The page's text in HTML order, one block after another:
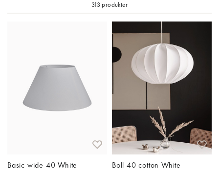
313 produkter
Basic wide 40 White Boll 40 cotton White